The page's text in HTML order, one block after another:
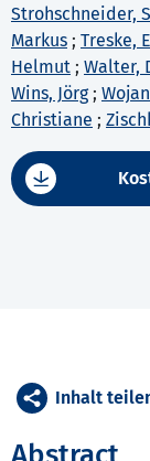
Strohschneider,
Markus ; Treske,
Helmut ; Walter,
Wins, Jörg;
Christiane ;
Inhalt